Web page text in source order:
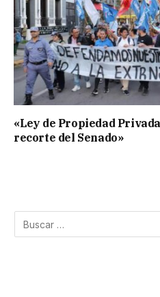
«Ley de Propiedad
recorte del Senado»